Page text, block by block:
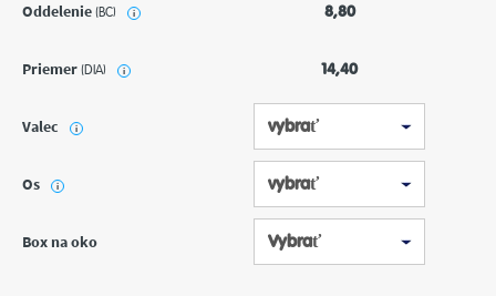
Oddelenie(BC) i 8,80
Priemer(DIA) i 14,40
Valec i
Os i
Box na oko